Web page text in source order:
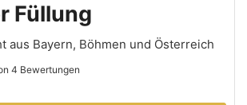
Füllung
aus Bayern, Böhmen und Österreich
4 Bewertungen